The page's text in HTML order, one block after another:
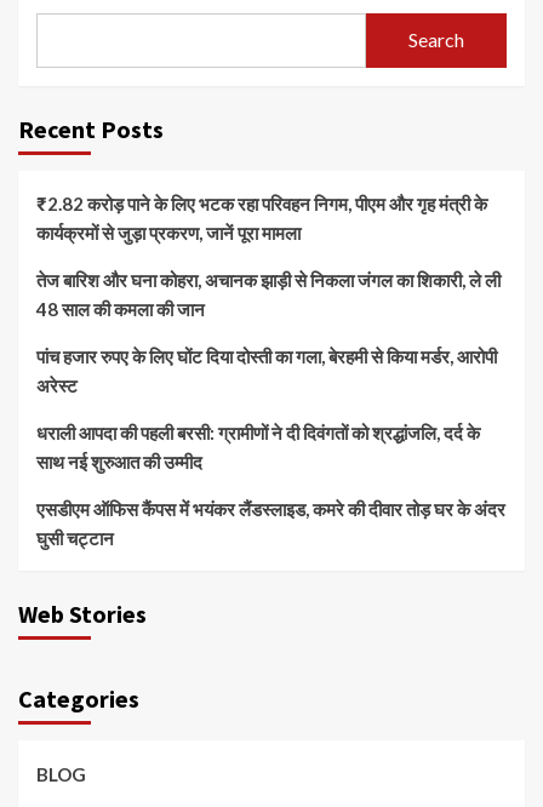
Search
Recent Posts
₹2.82 करोड़ पाने के लिए भटक रहा परिवहन निगम, पीएम और गृह मंत्री के
कार्यक्रमों से जुड़ा प्रकरण, जानें पूरा मामला
तेज बारिश और घना कोहरा, अचानक झाड़ी से निकला जंगल का शिकारी, ले ली
48 साल की कमला की जान
पांच हजार रुपए के लिए घोंट दिया दोस्ती का गला, बेरहमी से किया मर्डर, आरोपी
अरेस्ट
धराली आपदा की पहली बरसी: ग्रामीणों ने दी दिवंगतों को श्रद्धांजलि, दर्द के
साथ नई शुरुआत की उम्मीद
एसडीएम ऑफिस कैंपस में भयंकर लैंडस्लाइड, कमरे की दीवार तोड़ घर के अंदर
घुसी चट्टान
Web Stories
Categories
BLOG